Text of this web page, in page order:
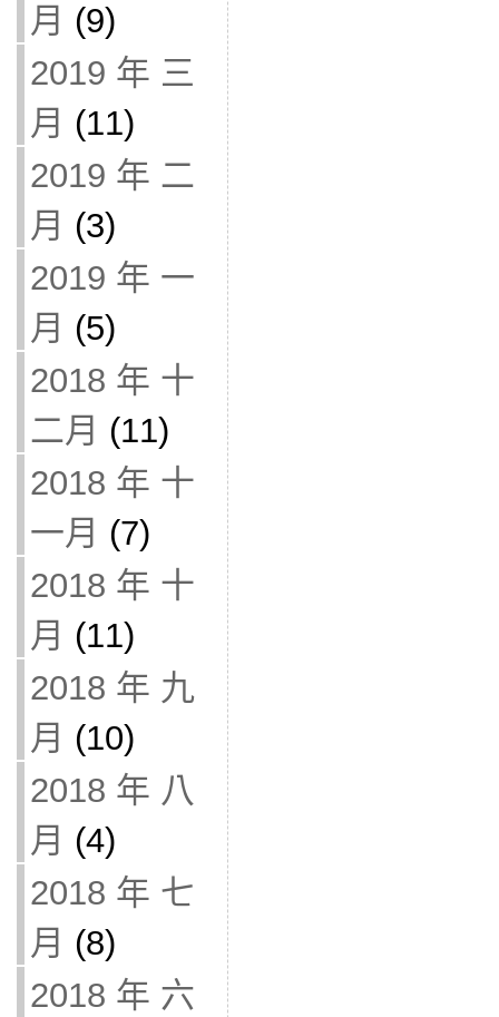
月 (9)
2019 年 三
月 (11)
2019 年 二
月 (3)
2019 年 一
月 (5)
2018 年 十
二月 (11)
2018 年 十
一月 (7)
2018 年 十
月 (11)
2018 年 九
月 (10)
2018 年 八
月 (4)
2018 年 七
月 (8)
2018 年 六